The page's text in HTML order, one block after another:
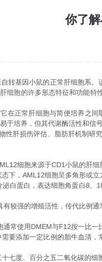
你了
转基因小鼠的正常肝细胞系
细胞的许多形态特征和功能
正常肝细胞与简便培养之间
于培养，但其代谢酶活性和
性肝损伤评估、脂肪肝机制
细胞来源于CD1小鼠的肝细
，AML12细胞呈多角形或立
蛋白，表达细胞角蛋白8、
强的增殖活性，传代比例通
使用DMEM与F12按一比一
添加一定比例的胎牛血清，
度、百分之五二氧化碳的细